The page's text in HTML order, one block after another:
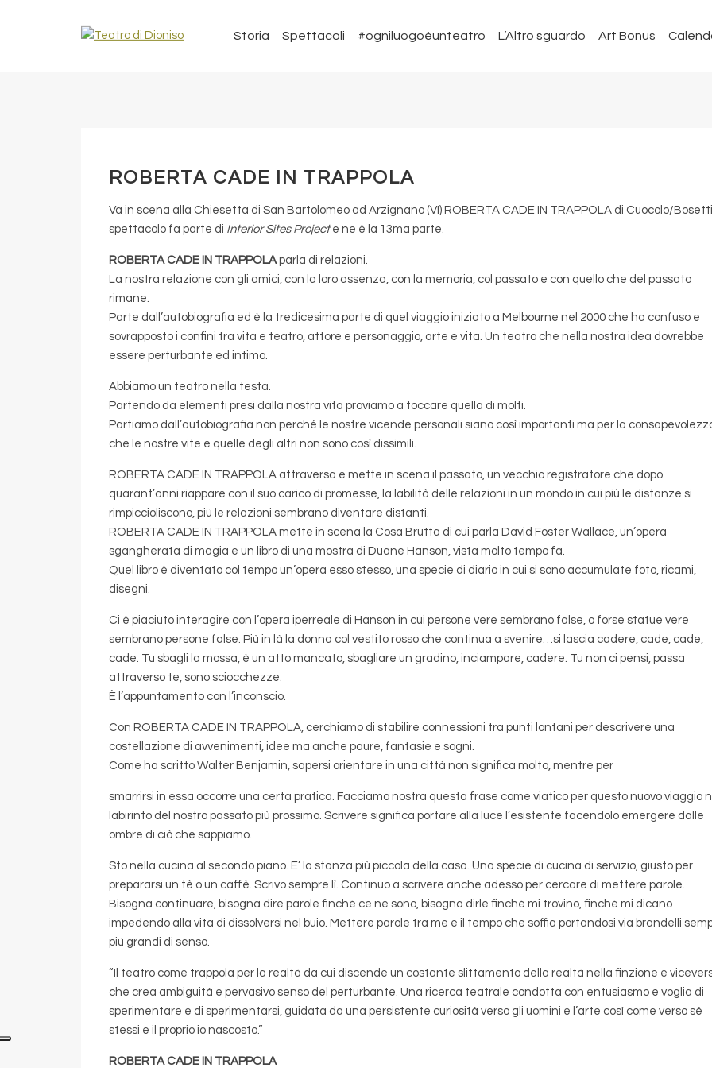
Storia Spettacoli #ogniluogoèunteatro L’Altro sguardo Art Bonus
ROBERTA CADE IN TRAPPOLA
Va in scena alla Chiesetta di San Bartolomeo ad Arzignano (VI) ROBERTA CADE IN TRAPPOLA di Cuocolo/
spettacolo fa parte di Interior Sites Projecte ne è la 13ma parte.
ROBERTA CADE IN TRAPPOLAparla di relazioni.
La nostra relazione con gli amici, con la loro assenza, con la memoria, col passato e con quello che del passato
rimane.
Parte dall’autobiografia ed è la tredicesima parte di quel viaggio iniziato a Melbourne nel 2000 che ha confuso e
sovrapposto i confini tra vita e teatro, attore e personaggio, arte e vita. Un teatro che nella nostra idea dovrebbe
essere perturbante ed intimo.
Abbiamo un teatro nella testa.
Partendo da elementi presi dalla nostra vita proviamo a toccare quella di molti.
Partiamo dall’autobiografia non perché le nostre vicende personali siano così importanti ma per la
che le nostre vite e quelle degli altri non sono così dissimili.
ROBERTA CADE IN TRAPPOLA attraversa e mette in scena il passato, un vecchio registratore che dopo
quarant’anni riappare con il suo carico di promesse, la labilità delle relazioni in un mondo in cui più le distanze si
rimpiccioliscono, più le relazioni sembrano diventare distanti.
ROBERTA CADE IN TRAPPOLA mette in scena la Cosa Brutta di cui parla David Foster Wallace, un’opera
sgangherata di magia e un libro di una mostra di Duane Hanson, vista molto tempo fa.
Quel libro è diventato col tempo un’opera esso stesso, una specie di diario in cui si sono accumulate foto, ricami,
disegni.
Ci è piaciuto interagire con l’opera iperreale di Hanson in cui persone vere sembrano false, o forse statue vere
sembrano persone false. Più in là la donna col vestito rosso che continua a svenire…si lascia cadere, cade, cade,
cade. Tu sbagli la mossa, è un atto mancato, sbagliare un gradino, inciampare, cadere. Tu non ci pensi, passa
attraverso te, sono sciocchezze.
È l’appuntamento con l’inconscio.
Con ROBERTA CADE IN TRAPPOLA, cerchiamo di stabilire connessioni tra punti lontani per descrivere una
costellazione di avvenimenti, idee ma anche paure, fantasie e sogni.
Come ha scritto Walter Benjamin, sapersi orientare in una città non significa molto, mentre per
smarrirsi in essa occorre una certa pratica. Facciamo nostra questa frase come viatico per questo nuovo viaggio
labirinto del nostro passato più prossimo. Scrivere significa portare alla luce l’esistente facendolo emergere dalle
ombre di ciò che sappiamo.
Sto nella cucina al secondo piano. E’ la stanza più piccola della casa. Una specie di cucina di servizio, giusto per
prepararsi un tè o un caffè. Scrivo sempre lì. Continuo a scrivere anche adesso per cercare di mettere parole.
Bisogna continuare, bisogna dire parole finché ce ne sono, bisogna dirle finché mi trovino, finché mi dicano
impedendo alla vita di dissolversi nel buio. Mettere parole tra me e il tempo che soffia portandosi via brandelli
più grandi di senso.
“Il teatro come trappola per la realtà da cui discende un costante slittamento della realtà nella finzione e
che crea ambiguità e pervasivo senso del perturbante. Una ricerca teatrale condotta con entusiasmo e voglia di
sperimentare e di sperimentarsi, guidata da una persistente curiosità verso gli uomini e l’arte così come verso sé
stessi e il proprio io nascosto.”
ROBERTA CADE IN TRAPPOLA